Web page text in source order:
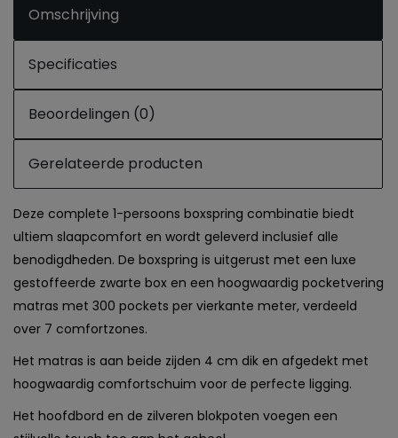
Omschrijving
Specificaties
Beoordelingen (0)
Gerelateerde producten
Deze complete 1-persoons boxspring combinatie biedt
ultiem slaapcomfort en wordt geleverd inclusief alle
benodigdheden. De boxspring is uitgerust met een luxe
gestoffeerde zwarte box en een hoogwaardig pocketvering
matras met 300 pockets per vierkante meter, verdeeld
over 7 comfortzones.
Het matras is aan beide zijden 4 cm dik en afgedekt met
hoogwaardig comfortschuim voor de perfecte ligging.
Het hoofdbord en de zilveren blokpoten voegen een